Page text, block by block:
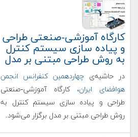
کارگاه آموزشی-صنعتی طراحی
و پیاده سازی سیستم کنترل
به روش طراحی مبتنی بر مدل
در حاشیه‌ی چهاردهمین کنفرانس انجمن
هوافضای ایران، کارگاه آموزشی-صنعتی
طراحی و پیاده سازی سیستم کنترل به
روش طراحی مبتنی بر مدل برگزار می‌شود.